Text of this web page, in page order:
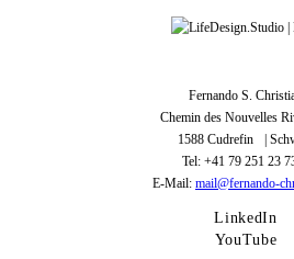
Fernando S.
Chemin des Nouvelles
1588 Cudrefin |
Tel: +41 79 251 23
E-Mail: mail@fernando-
LinkedIn
YouTube